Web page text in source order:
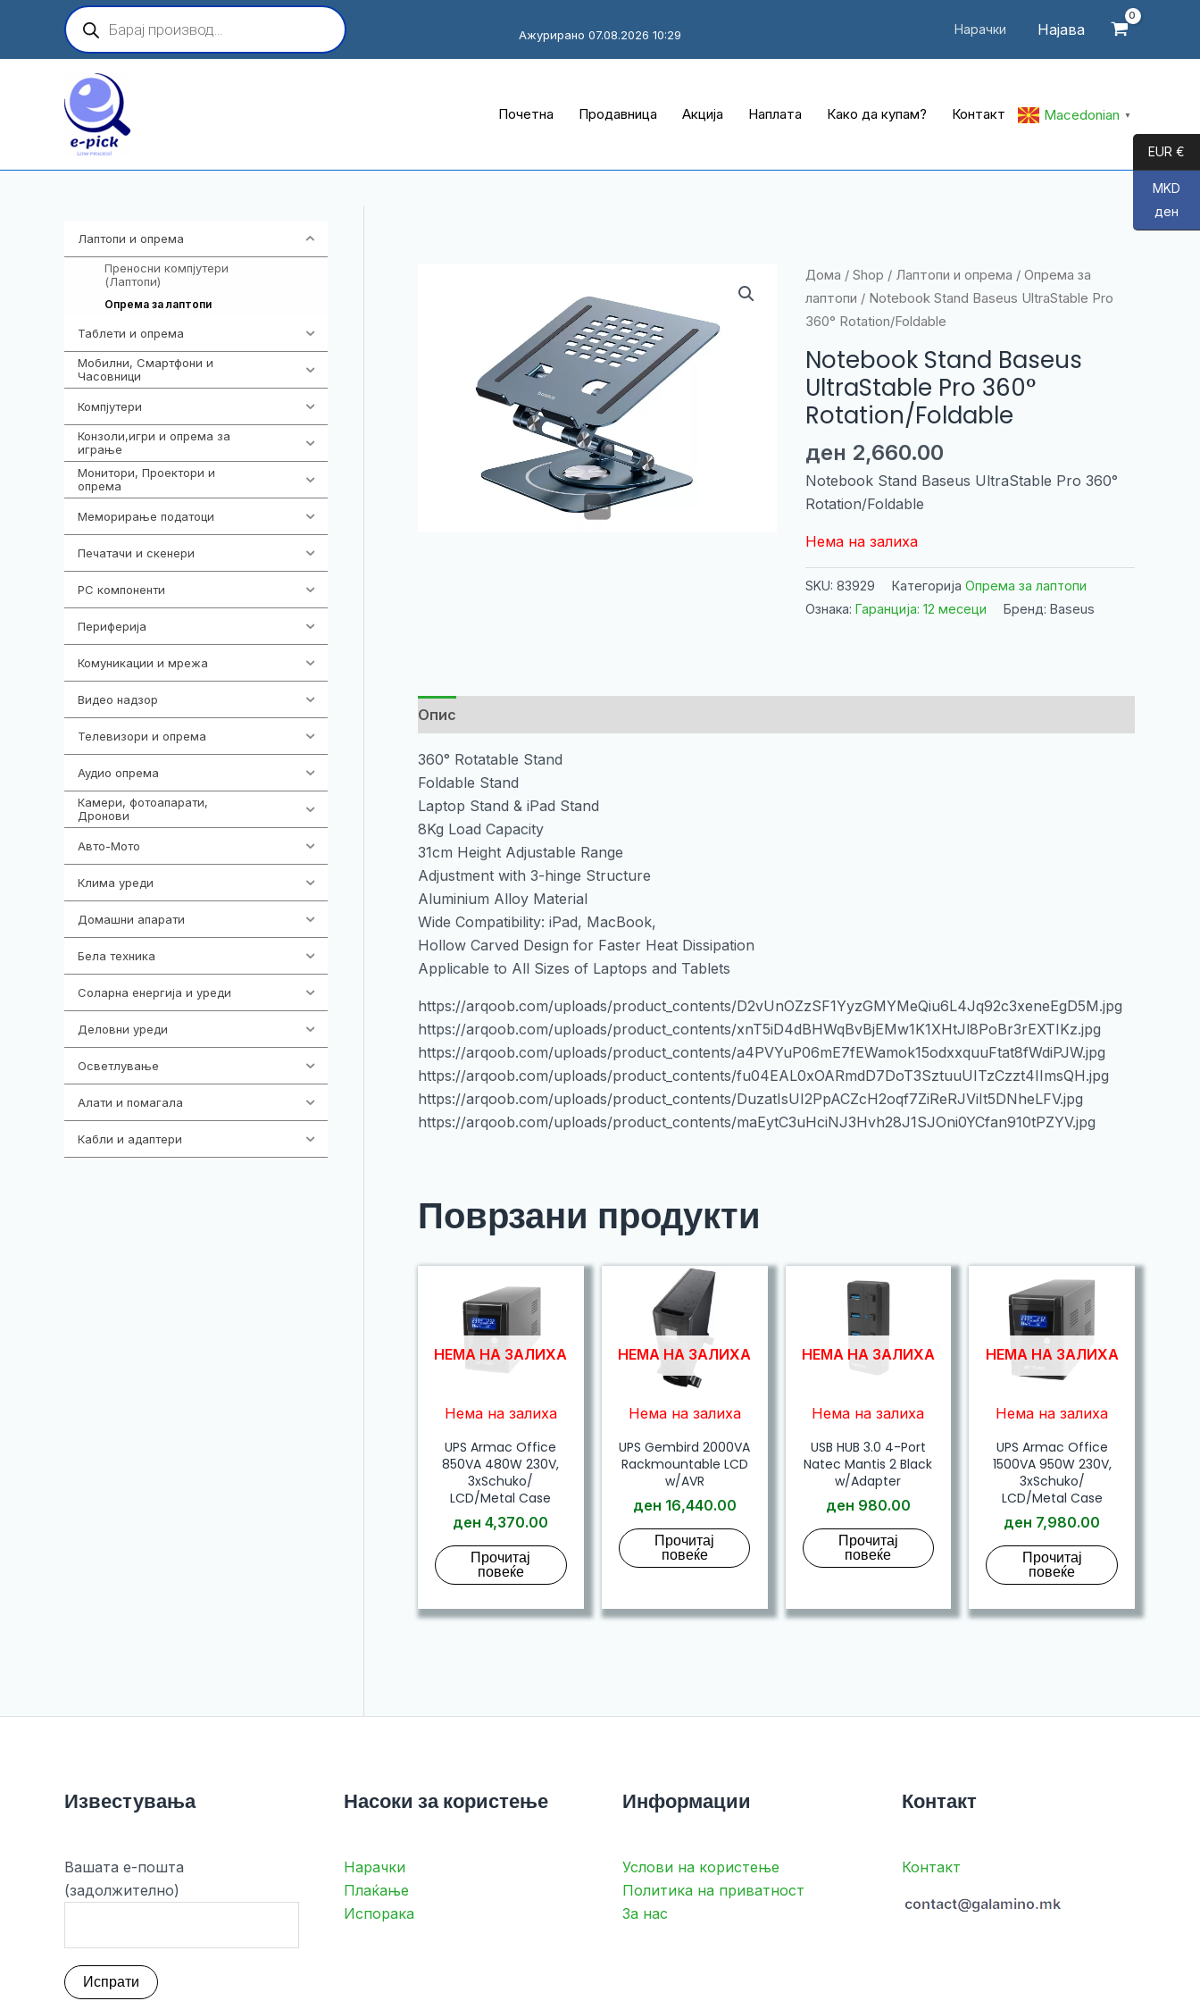
content
Products
search
Нарачки Најава
Ажурирано 07.08.2026 10:29
Почетна Продавница Акција Наплата Како да купам? Контакт Macedonian ▼
Лаптопи и опрема
Преносни компјутери
(Лаптопи)
Опрема за лаптопи
Таблети и опрема
Мобилни, Смартфони и
Часовници
Компјутери
Конзоли,игри и опрема за
играње
Монитори, Проектори и
опрема
Меморирање податоци
Печатачи и скенери
PC компоненти
Периферија
Комуникации и мрежа
Видео надзор
Телевизори и опрема
Аудио опрема
Камери, фотоапарати,
Дронови
Авто-Мото
Клима уреди
Домашни апарати
Бела техника
Соларна енергија и уреди
Деловни уреди
Осветлување
Алати и помагала
Кабли и адаптери
Дома / Shop / Лаптопи и опрема / Опрема за
лаптопи / Notebook Stand Baseus UltraStable Pro
360° Rotation/Foldable
Notebook Stand Baseus
UltraStable Pro 360°
Rotation/Foldable
ден 2,660.00
Notebook Stand Baseus UltraStable Pro 360°
Rotation/Foldable
Нема на залиха
SKU: 83929 Категорија Опрема за лаптопи
Ознака: Гаранција: 12 месеци Бренд: Baseus
Опис
360° Rotatable Stand
Foldable Stand
Laptop Stand & iPad Stand
8Kg Load Capacity
31cm Height Adjustable Range
Adjustment with 3-hinge Structure
Aluminium Alloy Material
Wide Compatibility: iPad, MacBook,
Hollow Carved Design for Faster Heat Dissipation
Applicable to All Sizes of Laptops and Tablets
https://arqoob.com/uploads/product_contents/D2vUnOZzSF1YyzGMYMeQiu6L4Jq92c3xeneEgD5M.jpg
https://arqoob.com/uploads/product_contents/xnT5iD4dBHWqBvBjEMw1K1XHtJl8PoBr3rEXTIKz.jpg
https://arqoob.com/uploads/product_contents/a4PVYuP06mE7fEWamok15odxxquuFtat8fWdiPJW.jpg
https://arqoob.com/uploads/product_contents/fu04EAL0xOARmdD7DoT3SztuuUITzCzzt4IImsQH.jpg
https://arqoob.com/uploads/product_contents/DuzatIsUI2PpACZcH2oqf7ZiReRJViIt5DNheLFV.jpg
https://arqoob.com/uploads/product_contents/maEytC3uHciNJ3Hvh28J1SJOni0YCfan910tPZYV.jpg
Поврзани продукти
НЕМА НА ЗАЛИХА
Нема на залиха
UPS Armac Office
850VA 480W 230V,
3xSchuko/
LCD/Metal Case
ден 4,370.00
Прочитај
повеќе
НЕМА НА ЗАЛИХА
Нема на залиха
UPS Gembird 2000VA
Rackmountable LCD
w/AVR
ден 16,440.00
Прочитај
повеќе
НЕМА НА ЗАЛИХА
Нема на залиха
USB HUB 3.0 4-Port
Natec Mantis 2 Black
w/Adapter
ден 980.00
Прочитај
повеќе
НЕМА НА ЗАЛИХА
Нема на залиха
UPS Armac Office
1500VA 950W 230V,
3xSchuko/
LCD/Metal Case
ден 7,980.00
Прочитај
повеќе
Известувања
Вашата е-пошта
(задолжително)
Насоки за користење
Нарачки
Плаќање
Испорака
Информации
Услови на користење
Политика на приватност
За нас
Контакт
Контакт
EUR €
MKD
ден